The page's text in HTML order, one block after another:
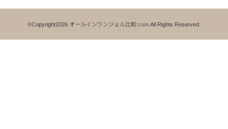
©Copyright2026 オールインワンジェル比較.com.All Rights Reserved.